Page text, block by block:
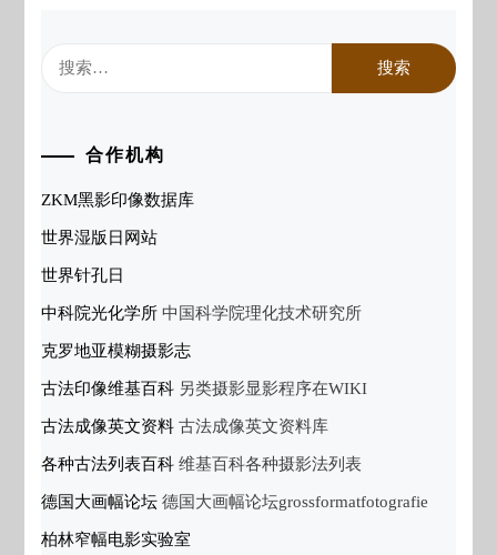
合作机构
ZKM黑影印像数据库
世界湿版日网站
世界针孔日
中科院光化学所 中国科学院理化技术研究所
克罗地亚模糊摄影志
古法印像维基百科 另类摄影显影程序在WIKI
古法成像英文资料 古法成像英文资料库
各种古法列表百科 维基百科各种摄影法列表
德国大画幅论坛 德国大画幅论坛grossformatfotografie
柏林窄幅电影实验室